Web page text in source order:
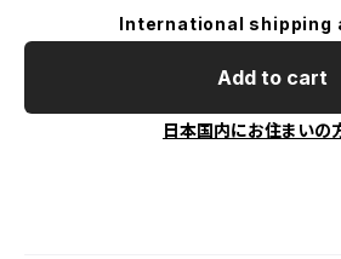
International shipping
Add to cart
日本国内にお住まいの